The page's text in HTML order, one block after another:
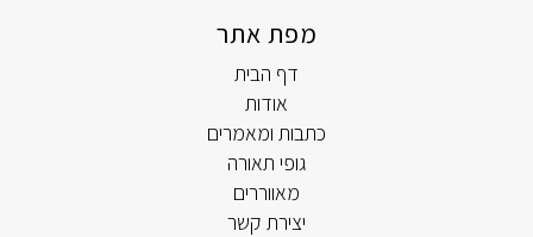
מפת אתר
דף הבית
אודות
כתבות ומאמרים
גופי תאורה
מאווררים
יצירת קשר